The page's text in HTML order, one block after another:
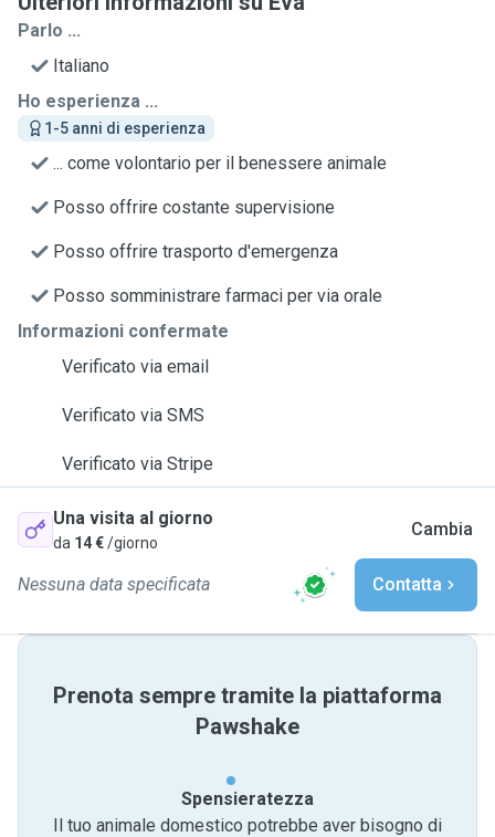
Parlo ...
Italiano
Ho esperienza ...
1-5 anni di esperienza
... come volontario per il benessere animale
Posso offrire costante supervisione
Posso offrire trasporto d'emergenza
Posso somministrare farmaci per via orale
Informazioni confermate
Verificato via email
Verificato via SMS
Verificato via Stripe
Una visita al giorno
da 14 €/giorno
Cambia
Nessuna data specificata Contatta
Prenota sempre tramite la piattaforma
Pawshake
Spensieratezza
Il tuo animale domestico potrebbe aver bisogno di